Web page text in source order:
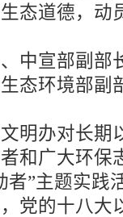
态道德，动
宣部副部
态环境部副
办对长期
和广大环保
者”主题实践
党的十八大